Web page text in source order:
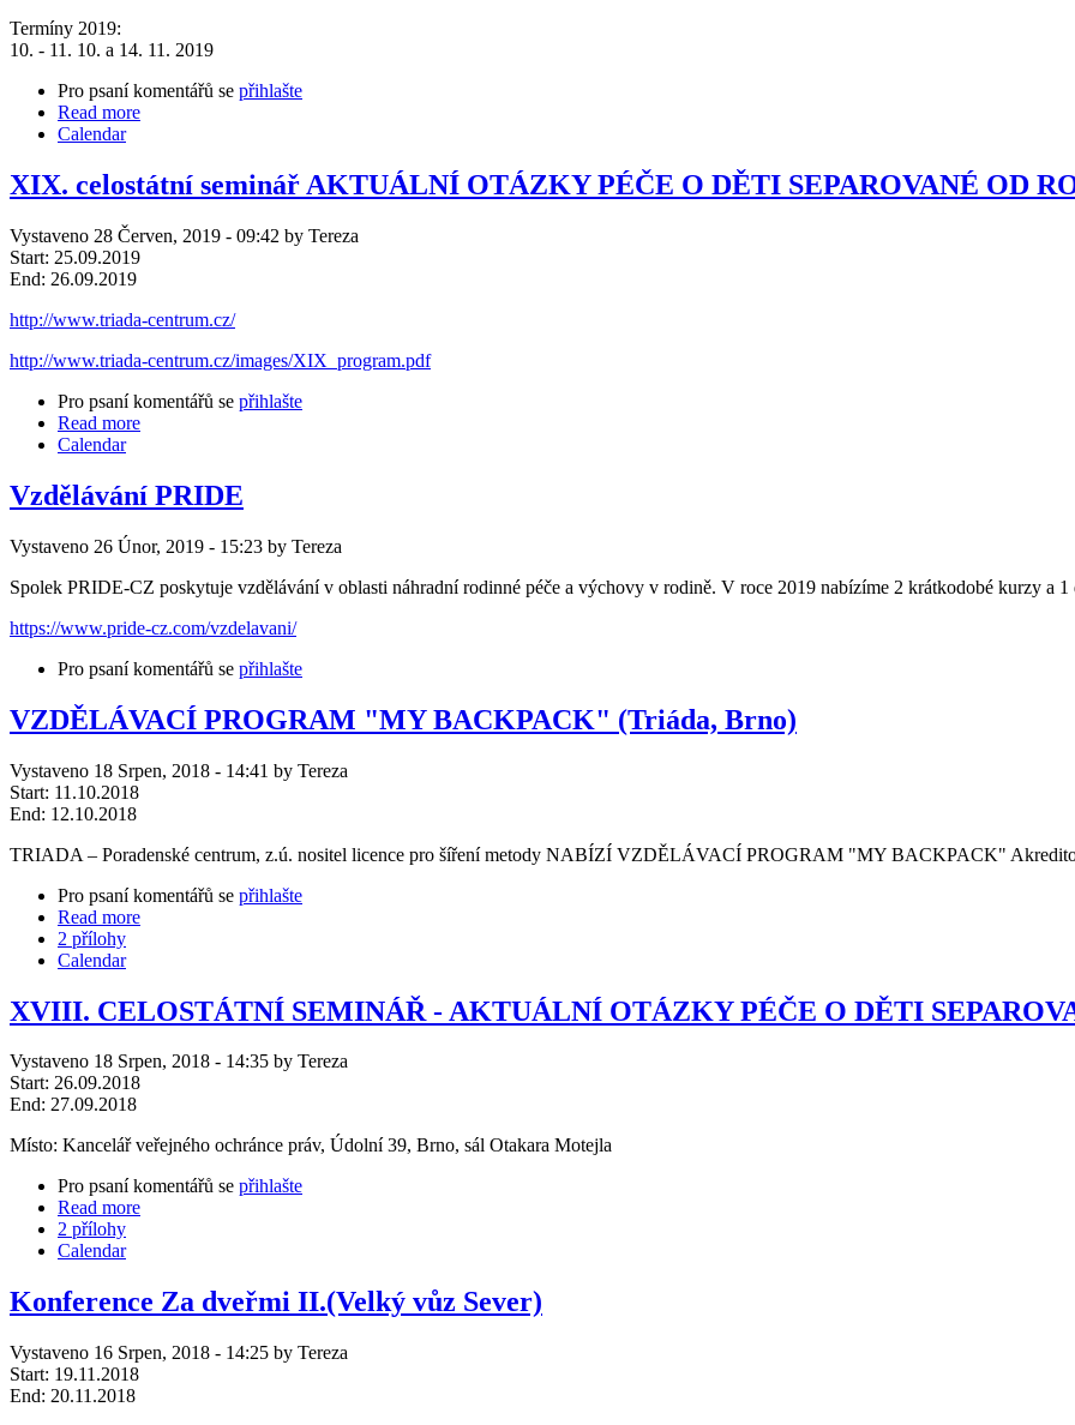
Termíny 2019:
10. - 11. 10. a 14. 11. 2019
Pro psaní komentářů se přihlašte
Read more
Calendar
XIX. celostátní seminář AKTUÁLNÍ OTÁZKY PÉČE O DĚTI SEPAROVANÉ OD
Vystaveno 28 Červen, 2019 - 09:42 by Tereza
Start: 25.09.2019
End: 26.09.2019
http://www.triada-centrum.cz/
http://www.triada-centrum.cz/images/XIX_program.pdf
Pro psaní komentářů se přihlašte
Read more
Calendar
Vzdělávání PRIDE
Vystaveno 26 Únor, 2019 - 15:23 by Tereza
Spolek PRIDE-CZ poskytuje vzdělávání v oblasti náhradní rodinné péče a výchovy v rodině. V roce 2019 nabízíme 2 krátkodobé kurzy a
https://www.pride-cz.com/vzdelavani/
Pro psaní komentářů se přihlašte
VZDĚLÁVACÍ PROGRAM "MY BACKPACK" (Triáda, Brno)
Vystaveno 18 Srpen, 2018 - 14:41 by Tereza
Start: 11.10.2018
End: 12.10.2018
TRIADA – Poradenské centrum, z.ú. nositel licence pro šíření metody NABÍZÍ VZDĚLÁVACÍ PROGRAM "MY BACKPACK"
Pro psaní komentářů se přihlašte
Read more
2 přílohy
Calendar
XVIII. CELOSTÁTNÍ SEMINÁŘ - AKTUÁLNÍ OTÁZKY PÉČE O DĚTI
Vystaveno 18 Srpen, 2018 - 14:35 by Tereza
Start: 26.09.2018
End: 27.09.2018
Místo: Kancelář veřejného ochránce práv, Údolní 39, Brno, sál Otakara Motejla
Pro psaní komentářů se přihlašte
Read more
2 přílohy
Calendar
Konference Za dveřmi II.(Velký vůz Sever)
Vystaveno 16 Srpen, 2018 - 14:25 by Tereza
Start: 19.11.2018
End: 20.11.2018